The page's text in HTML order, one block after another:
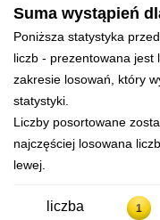
Suma wystąpień
Poniższa statystyka
liczb - prezentowana jest
zakresie losowań, który
statystyki.
Liczby posortowane
najczęściej losowana
lewej.
liczba 1